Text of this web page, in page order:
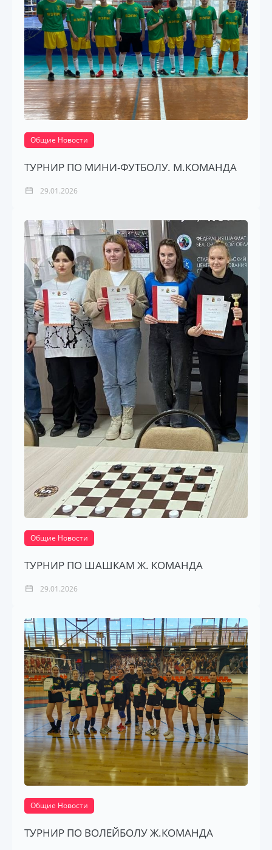
Общие Новости
ТУРНИР ПО МИНИ-ФУТБОЛУ. М.КОМАНДА
29.01.2026
Общие Новости
ТУРНИР ПО ШАШКАМ Ж. КОМАНДА
29.01.2026
Общие Новости
ТУРНИР ПО ВОЛЕЙБОЛУ Ж.КОМАНДА